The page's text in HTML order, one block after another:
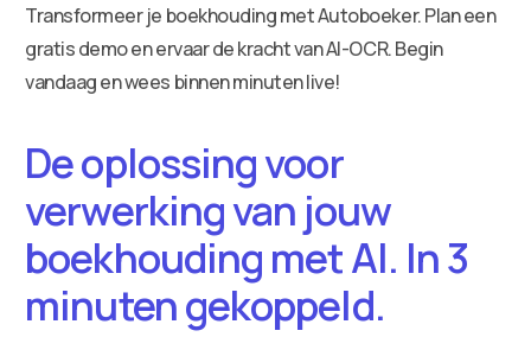
Transformeer je boekhouding met Autoboeker. Plan een
gratis demo en ervaar de kracht van AI-OCR. Begin
vandaag en wees binnen minuten live!
De oplossing voor
verwerking van jouw
boekhouding met AI. In 3
minuten gekoppeld.